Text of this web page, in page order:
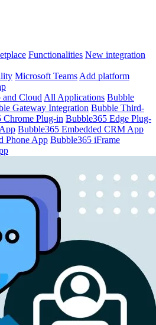
Functionalities New integration
Microsoft Teams Add platform
and Cloud All Applications Bubble
Gateway Integration Bubble Third-
Chrome Plug-in Bubble365 Edge Plug-
Bubble365 Embedded CRM App
Phone App Bubble365 iFrame